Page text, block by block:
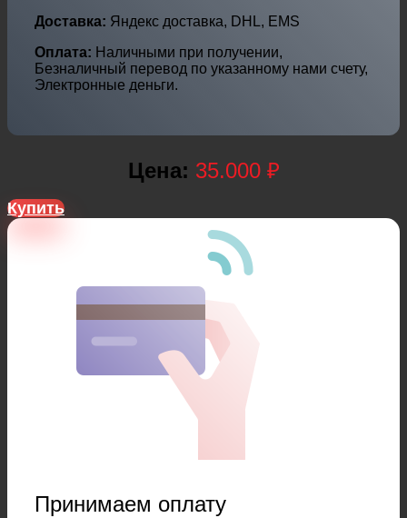
Доставка: Яндекс доставка, DHL, EMS
Оплата: Наличными при получении,
Безналичный перевод по указанному нами счету,
Электронные деньги.
Цена: 35.000 ₽
Купить
Принимаем оплату